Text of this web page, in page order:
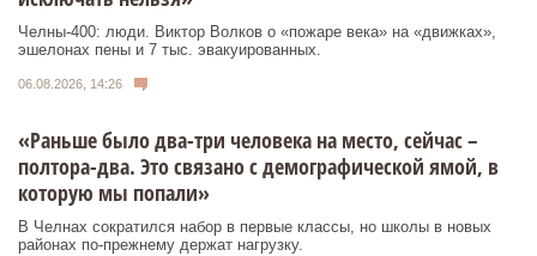
Челны-400: люди. Виктор Волков о «пожаре века» на «движках»,
эшелонах пены и 7 тыс. эвакуированных.
06.08.2026, 14:26
«Раньше было два-три человека на место, сейчас –
полтора-два. Это связано с демографической ямой, в
которую мы попали»
В Челнах сократился набор в первые классы, но школы в новых
районах по-прежнему держат нагрузку.